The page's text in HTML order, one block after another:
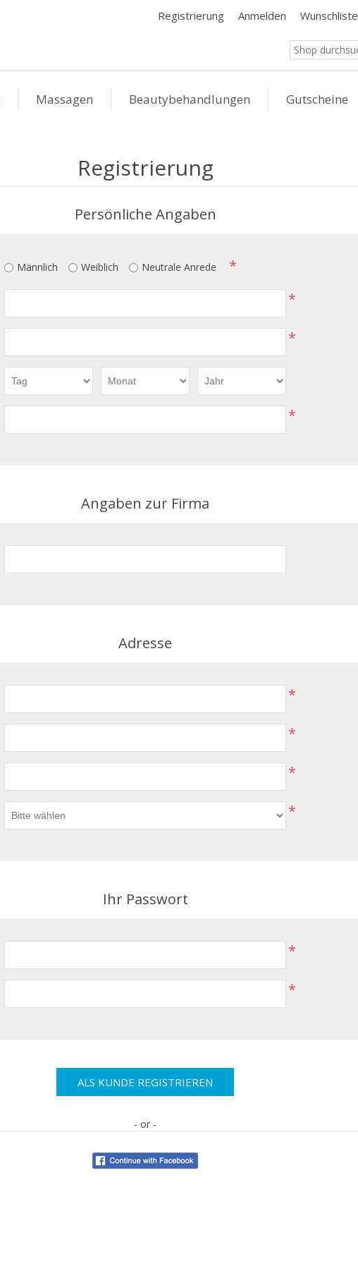
Registrierung Anmelden Wunschliste
Massagen Beautybehandlungen Gutscheine
Registrierung
Persönliche Angaben
Männlich Weiblich Neutrale Anrede *
*
*
*
Angaben zur Firma
Adresse
*
*
*
*
Ihr Passwort
*
*
- or -